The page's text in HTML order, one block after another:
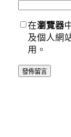
在瀏覽器
及個人網
用。